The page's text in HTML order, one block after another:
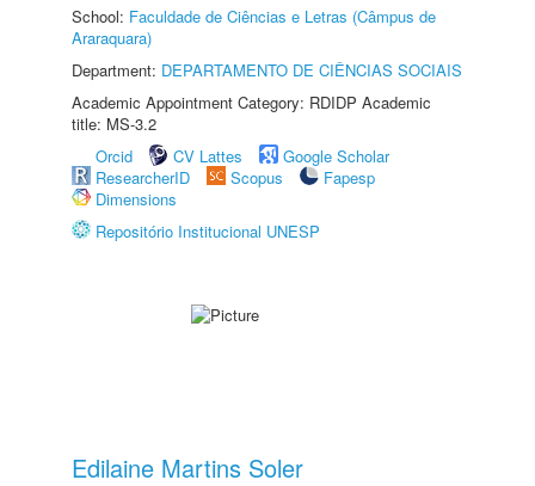
School: Faculdade de Ciências e Letras (Câmpus de
Araraquara)
Department: DEPARTAMENTO DE CIÊNCIAS SOCIAIS
Academic Appointment Category: RDIDP Academic
title: MS-3.2
Orcid
CV Lattes
Google Scholar
ResearcherID
Scopus
Fapesp
Dimensions
Repositório Institucional UNESP
Edilaine Martins Soler